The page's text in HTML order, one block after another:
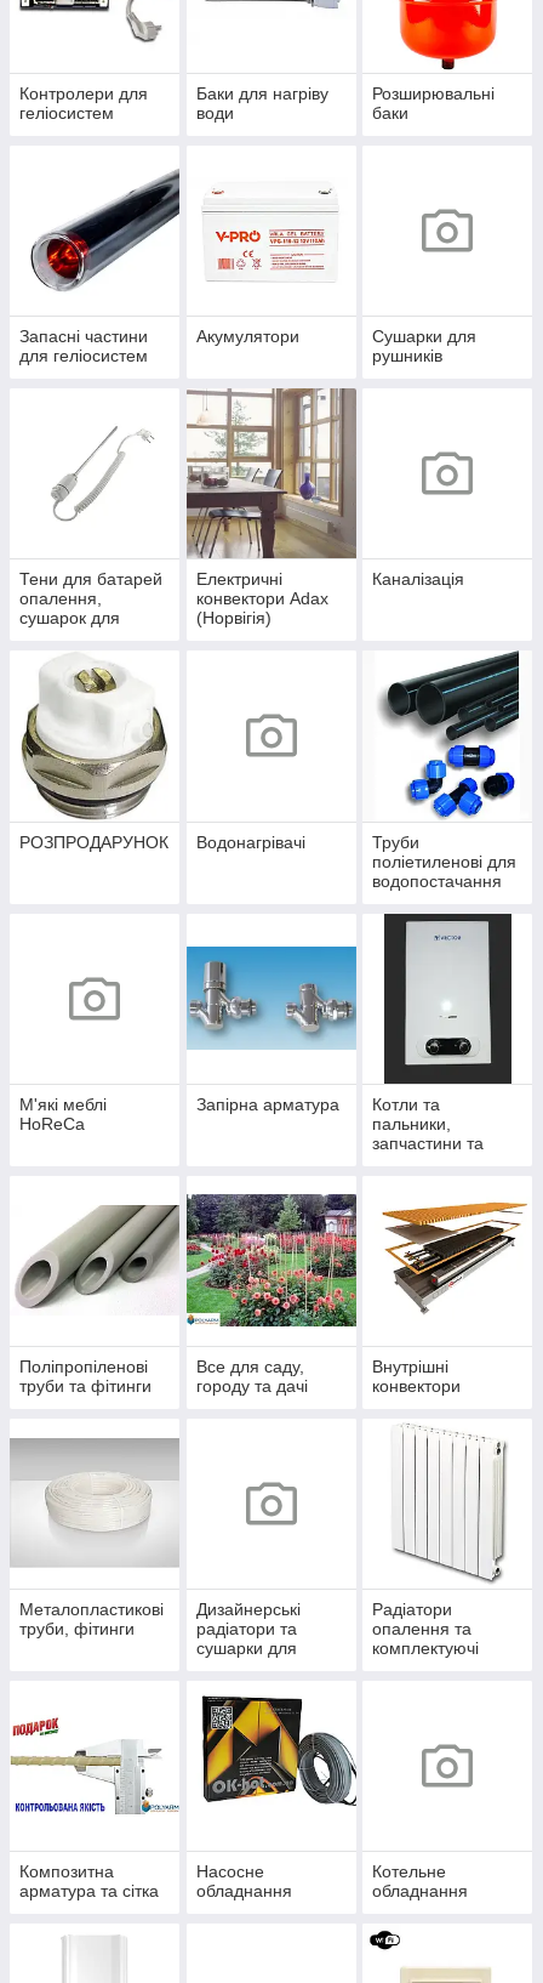
Контролери для
геліосистем
Баки для нагріву
води
Розширювальні
баки
Запасні частини
для геліосистем
Акумулятори
Сушарки для
рушників
Тени для батарей
опалення,
сушарок для
Електричні
конвектори Adax
(Норвігія)
Каналізація
РОЗПРОДАРУНОК Водонагрівачі
Труби
поліетиленові для
водопостачання
М'які меблі
HoReCa
Запірна арматура
Котли та
пальники,
запчастини та
Поліпропіленові
труби та фітинги
Все для саду,
городу та дачі
Внутрішні
конвектори
Металопластикові
труби, фітинги
Дизайнерські
радіатори та
сушарки для
Радіатори
опалення та
комплектуючі
Композитна
арматура та сітка
Насосне
обладнання
Котельне
обладнання